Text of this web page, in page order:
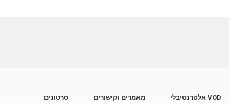
VOD אלטרנטיבלי מאמרים וקישורים סרטונים